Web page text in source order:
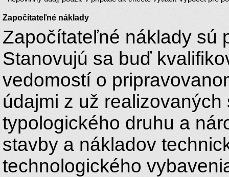
Započítateľné náklady
Započítateľné náklady sú
Stanovujú sa buď
vedomostí o
údajmi z už
typologického druhu a
stavby a nákladov
technologického